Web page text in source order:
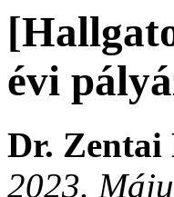
évi
Dr. Zentai
2023.